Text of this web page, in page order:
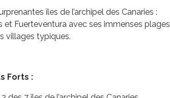
îles de l’archipel des Canaries :
Fuerteventura avec ses immenses plages
villages typiques.
Forts :